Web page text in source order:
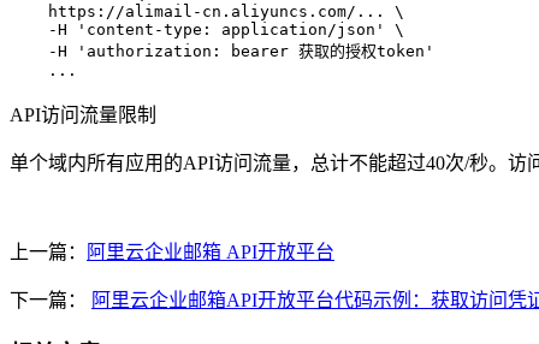
https://alimail-cn.aliyuncs.com/... \
-H 'content-type: application/json' \
-H 'authorization: bearer 获取的授权token'
...
API访问流量限制
单个域内所有应用的API访问流量，总计不能超过40次/秒。访
上一篇： 阿里云企业邮箱 API开放平台
下一篇： 阿里云企业邮箱API开放平台代码示例：获取访问凭